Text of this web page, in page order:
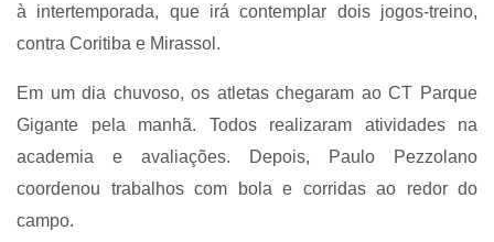
à intertemporada, que irá contemplar dois jogos-treino,
contra Coritiba e Mirassol.
Em um dia chuvoso, os atletas chegaram ao CT Parque
Gigante pela manhã. Todos realizaram atividades na
academia e avaliações. Depois, Paulo Pezzolano
coordenou trabalhos com bola e corridas ao redor do
campo.